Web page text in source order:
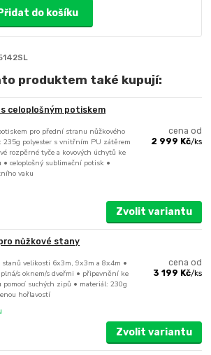
Přidat do košíku
produktem také kupují:
celoplošným potiskem
pro přední stranu nůžkového
235g polyester s vnitřním PU zátěrem
rozpěrné tyče a kovových úchytů ke
celoplošný sublimační potisk •
vaku
cena od
2 999 Kč/ks
Zvolit variantu
nůžkové stany
velikosti 6x3m, 9x3m a 8x4m •
s oknem/s dveřmi • připevnění ke
suchých zipů • materiál: 230g
hořlavostí
cena od
3 199 Kč/ks
Zvolit variantu